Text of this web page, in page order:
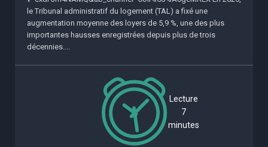
le Tribunal administratif du logement (TAL) a fixé une
augmentation moyenne des loyers de 5,9 %, une des plus
importantes hausses enregistrées depuis plus de trois
décennies....
Lecture
7
minutes